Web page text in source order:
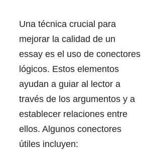
Una técnica crucial para
mejorar la calidad de un
essay es el uso de conectores
lógicos. Estos elementos
ayudan a guiar al lector a
través de los argumentos y a
establecer relaciones entre
ellos. Algunos conectores
útiles incluyen: